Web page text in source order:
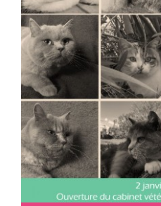
Cabinet vétérinaire Cavaillon
Posté le 02 jan. 2019